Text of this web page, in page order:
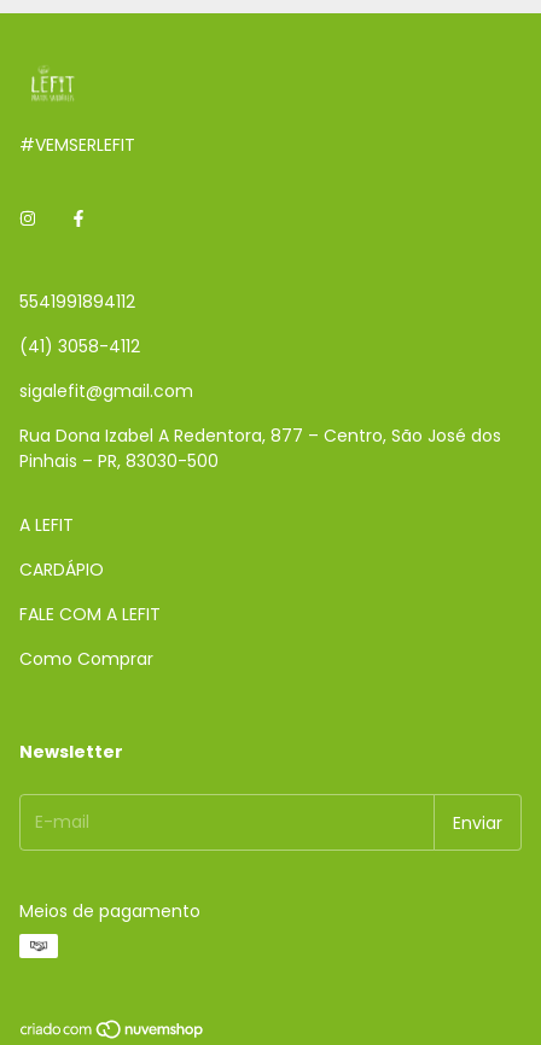
#VEMSERLEFIT
5541991894112
(41) 3058-4112
sigalefit@gmail.com
Rua Dona Izabel A Redentora, 877 – Centro, São José dos
Pinhais – PR, 83030-500
A LEFIT
CARDÁPIO
FALE COM A LEFIT
Como Comprar
Newsletter
Meios de pagamento